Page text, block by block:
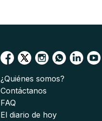
¿Quiénes somos?
Contáctanos
FAQ
El diario de hoy